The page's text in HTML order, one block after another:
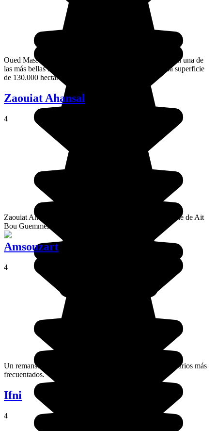
Oued Massa se encuentra a 65 km de Agadir y cuenta con una de
las más bellas reservas naturales de Marruecos, con una superficie
de 130.000 hectáreas.
Zaouiat Ahansal
4
Zaouiat Ahansal se encuentra en las proximidades del valle de Ait
Bou Guemmez, en el Alto Atlas Central.
Amsouzart
4
Un remanso de paz en medio del Atlas, fuera de los itinerarios más
frecuentados.
Ifni
4